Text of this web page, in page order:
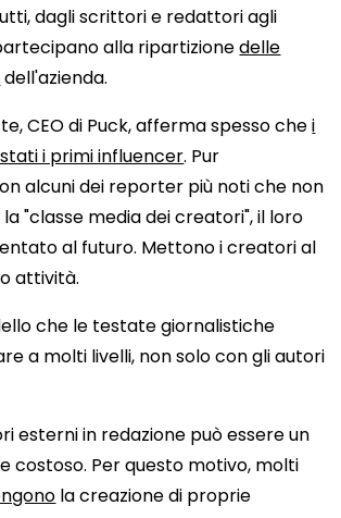
dagli scrittori e redattori agli
alla ripartizionedelle
dell'azienda.
CEO di Puck, afferma spesso chei
i primi influencer. Pur
alcuni dei reporter più noti che non
"classe media dei creatori", il loro
al futuro. Mettono i creatori al
attività.
che le testate giornalistiche
a molti livelli, non solo con gli autori
esterni in redazione può essere un
costoso. Per questo motivo, molti
la creazione di proprie